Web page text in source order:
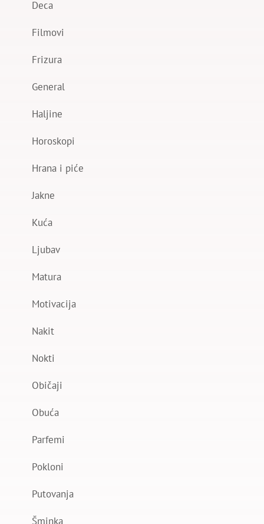
Deca
Filmovi
Frizura
General
Haljine
Horoskopi
Hrana i piće
Jakne
Kuća
Ljubav
Matura
Motivacija
Nakit
Nokti
Običaji
Obuća
Parfemi
Pokloni
Putovanja
Šminka